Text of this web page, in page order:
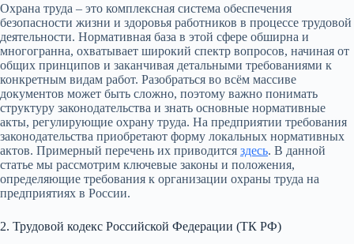
Охрана труда – это комплексная система обеспечения
безопасности жизни и здоровья работников в процессе трудовой
деятельности. Нормативная база в этой сфере обширна и
многогранна, охватывает широкий спектр вопросов, начиная от
общих принципов и заканчивая детальными требованиями к
конкретным видам работ. Разобраться во всём массиве
документов может быть сложно, поэтому важно понимать
структуру законодательства и знать основные нормативные
акты, регулирующие охрану труда. На предприятии требования
законодательства приобретают форму локальных нормативных
актов. Примерный перечень их приводится здесь. В данной
статье мы рассмотрим ключевые законы и положения,
определяющие требования к организации охраны труда на
предприятиях в России.
2. Трудовой кодекс Российской Федерации (ТК РФ)